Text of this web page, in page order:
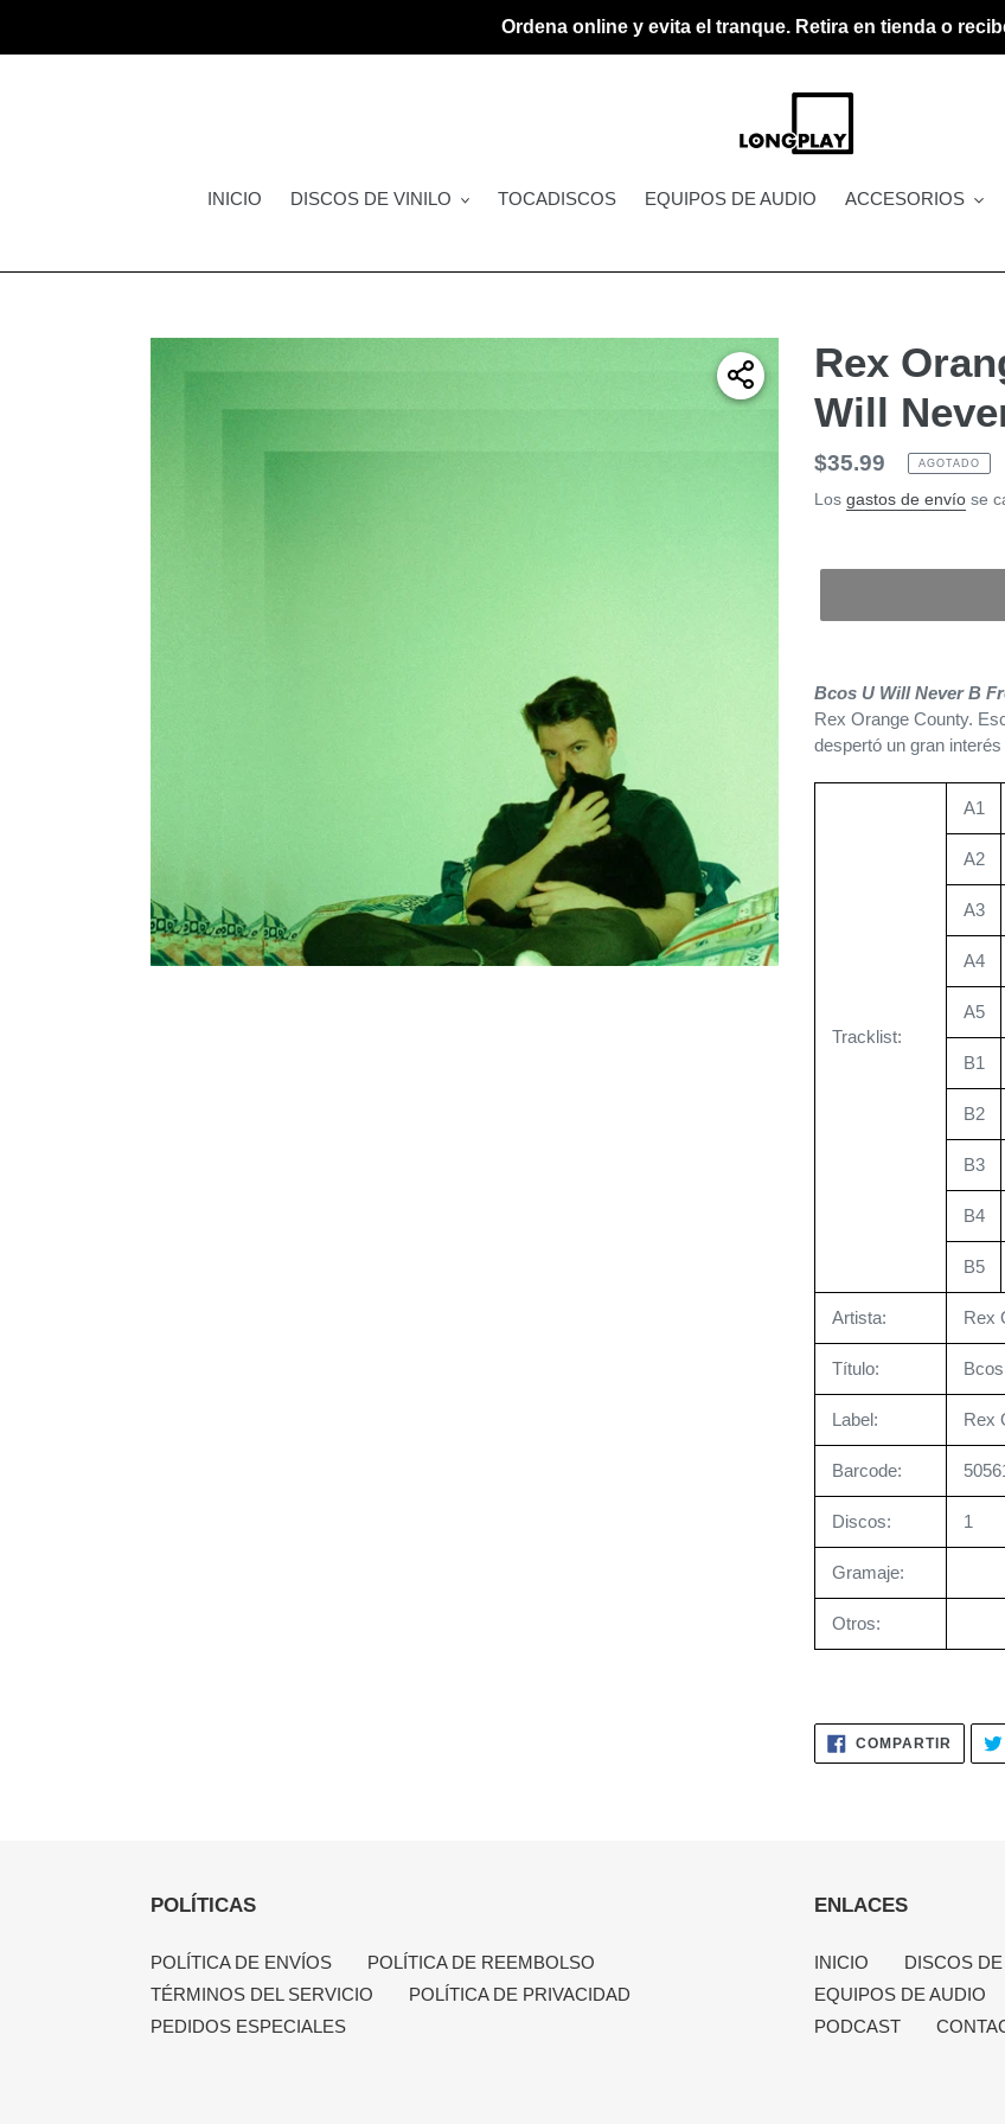
Ordena online y evita el tranque. Retira en tienda o
INICIO DISCOS DE VINILO TOCADISCOS EQUIPOS DE AUDIO ACCESORIOS
Rex
Will
Precio
habitual
$35.99 AGOTADO
Los gastos de envío se
el
producto
a
carrito
Bcos U Will Never B
Rex Orange County.
despertó un gran
Tracklist:
A1
A2
A3
A4
A5
B1
B2
B3
B4
B5
Artista: Rex
Título:
Label: Rex
Barcode:
Discos: 1
Gramaje:
Otros:
COMPARTIR
POLÍTICAS
POLÍTICA DE ENVÍOS
POLÍTICA DE REEMBOLSO
TÉRMINOS DEL SERVICIO
POLÍTICA DE PRIVACIDAD
PEDIDOS ESPECIALES
ENLACES
INICIO DISCOS
EQUIPOS DE AUDIO
PODCAST